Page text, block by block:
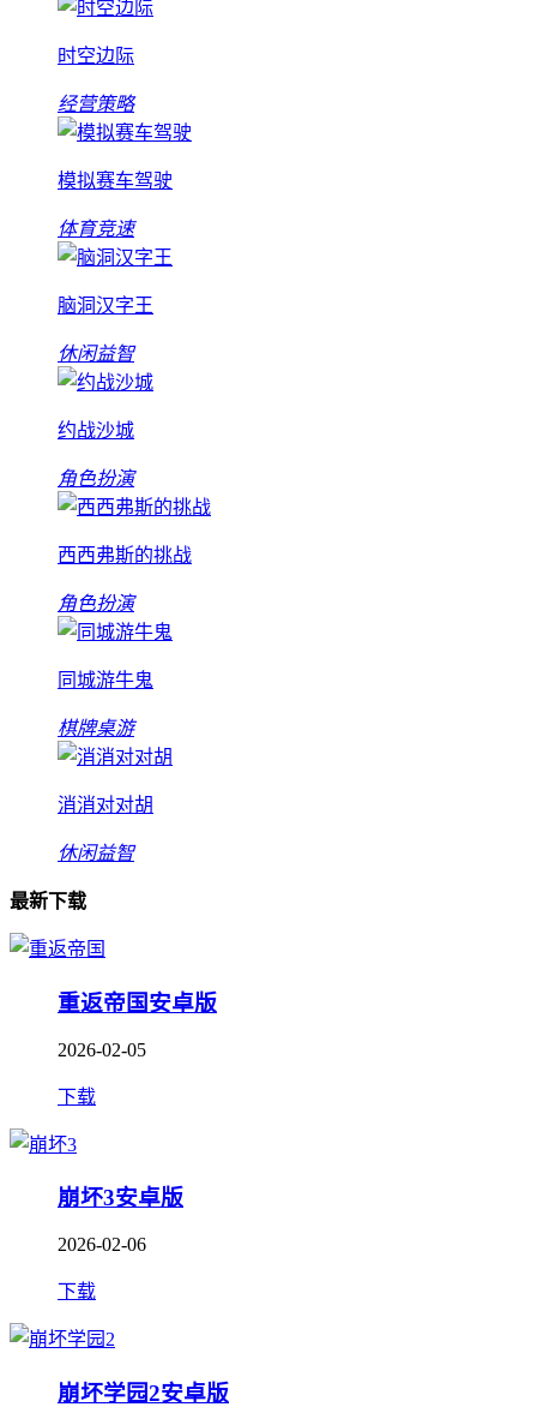
时空边际
经营策略
模拟赛车驾驶
体育竞速
脑洞汉字王
休闲益智
约战沙城
角色扮演
西西弗斯的挑战
角色扮演
同城游牛鬼
棋牌桌游
消消对对胡
休闲益智
最新下载
重返帝国安卓版
2026-02-05
下载
崩坏3安卓版
2026-02-06
下载
崩坏学园2安卓版